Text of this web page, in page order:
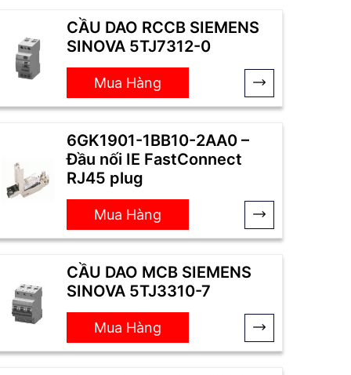
CẦU DAO RCCB SIEMENS
SINOVA 5TJ7312-0
Mua Hàng
6GK1901-1BB10-2AA0 –
Đầu nối IE FastConnect
RJ45 plug
Mua Hàng
CẦU DAO MCB SIEMENS
SINOVA 5TJ3310-7
Mua Hàng